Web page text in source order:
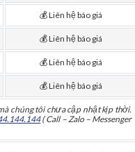
💰 Liên hệ báo giá
💰 Liên hệ báo giá
💰 Liên hệ báo giá
💰 Liên hệ báo giá
chúng tôi chưa cập nhật kịp thời.
( Call – Zalo – Messenger